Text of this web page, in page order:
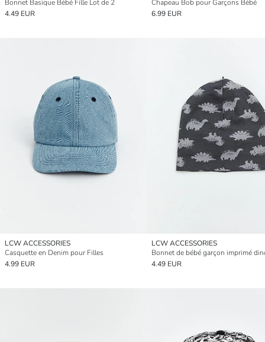
Bonnet Basique Bébé Fille Lot de 2
4.49 EUR
Chapeau Bob pour Garçons Bébé
6.99 EUR
LCW ACCESSORIES
Casquette en Denim pour Filles
4.99 EUR
LCW ACCESSORIES
Bonnet de bébé garçon imprimé
4.49 EUR